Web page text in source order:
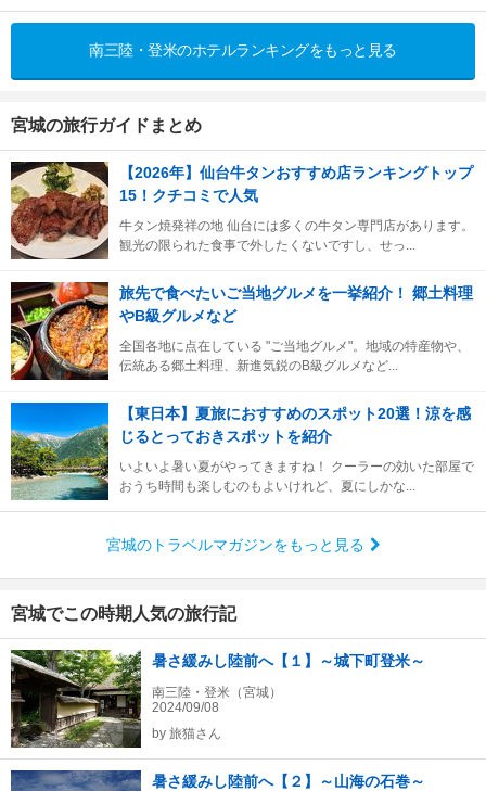
南三陸・登米のホテルランキングをもっと見る
宮城の旅行ガイドまとめ
【2026年】仙台牛タンおすすめ店ランキングトップ
15！クチコミで人気
牛タン焼発祥の地 仙台には多くの牛タン専門店があります。
観光の限られた食事で外したくないですし、せっ...
旅先で食べたいご当地グルメを一挙紹介！ 郷土料理
やB級グルメなど
全国各地に点在している "ご当地グルメ"。地域の特産物や、
伝統ある郷土料理、新進気鋭のB級グルメなど...
【東日本】夏旅におすすめのスポット20選！涼を感
じるとっておきスポットを紹介
いよいよ暑い夏がやってきますね！ クーラーの効いた部屋で
おうち時間も楽しむのもよいけれど、夏にしかな...
宮城のトラベルマガジンをもっと見る
宮城でこの時期人気の旅行記
暑さ緩みし陸前へ【１】～城下町登米～
南三陸・登米（宮城）
2024/09/08
by 旅猫さん
暑さ緩みし陸前へ【２】～山海の石巻～